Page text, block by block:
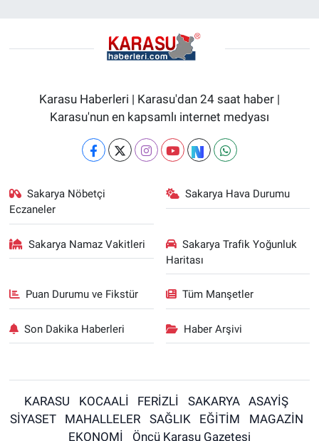
Karasu Haberleri | Karasu'dan 24 saat haber |
Karasu'nun en kapsamlı internet medyası
Sakarya Nöbetçi
Eczaneler
Sakarya Hava Durumu
Sakarya Namaz Vakitleri
Sakarya Trafik Yoğunluk
Haritası
Puan Durumu ve Fikstür Tüm Manşetler
Son Dakika Haberleri Haber Arşivi
KARASU KOCAALİ FERİZLİ SAKARYA
ASAYİŞ
SİYASET
MAHALLELER SAĞLIK EĞİTİM
MAGAZİN
EKONOMİ
Öncü Karasu Gazetesi